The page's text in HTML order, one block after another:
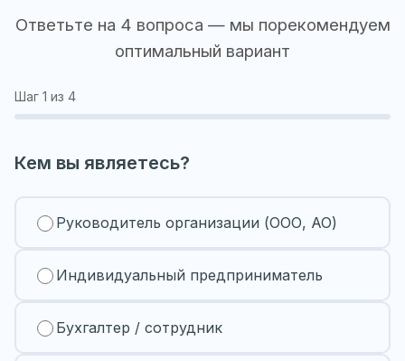
Ответьте на 4 вопроса — мы порекомендуем
оптимальный вариант
Шаг 1 из 4
Кем вы являетесь?
Руководитель организации (ООО, АО)
Индивидуальный предприниматель
Бухгалтер / сотрудник